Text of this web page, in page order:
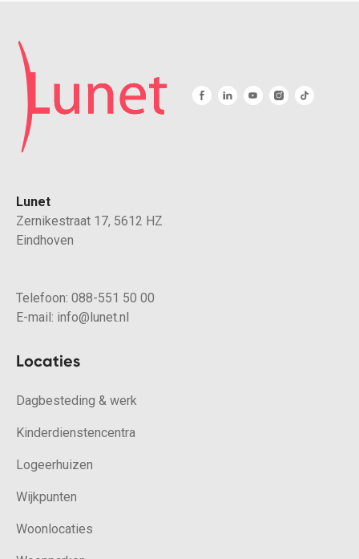
Lunet
Zernikestraat 17, 5612 HZ
Eindhoven
Telefoon: 088-551 50 00
E-mail: info@lunet.nl
Locaties
Dagbesteding & werk
Kinderdienstencentra
Logeerhuizen
Wijkpunten
Woonlocaties